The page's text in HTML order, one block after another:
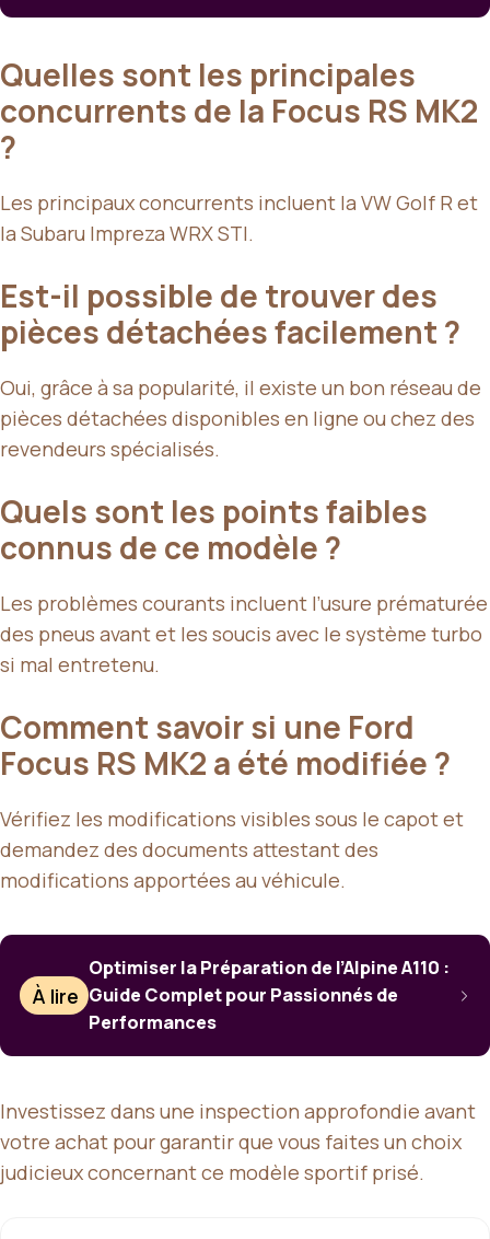
Quelles sont les principales
concurrents de la Focus RS MK2
?
Les principaux concurrents incluent la VW Golf R et
la Subaru Impreza WRX STI.
Est-il possible de trouver des
pièces détachées facilement ?
Oui, grâce à sa popularité, il existe un bon réseau de
pièces détachées disponibles en ligne ou chez des
revendeurs spécialisés.
Quels sont les points faibles
connus de ce modèle ?
Les problèmes courants incluent l’usure prématurée
des pneus avant et les soucis avec le système turbo
si mal entretenu.
Comment savoir si une Ford
Focus RS MK2 a été modifiée ?
Vérifiez les modifications visibles sous le capot et
demandez des documents attestant des
modifications apportées au véhicule.
À lire
Optimiser la Préparation de l’Alpine A110 :
Guide Complet pour Passionnés de
Performances
Investissez dans une inspection approfondie avant
votre achat pour garantir que vous faites un choix
judicieux concernant ce modèle sportif prisé.